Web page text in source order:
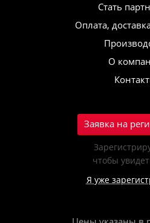
Стать
Оплата,
О
Заявка на
чтобы
Я уже